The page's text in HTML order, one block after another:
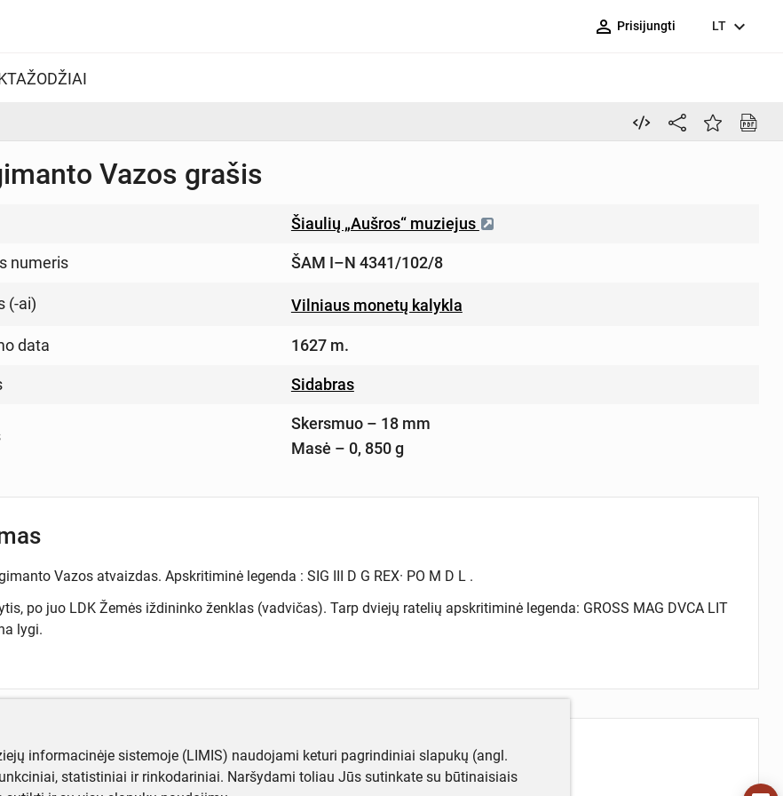
person_outline Prisijungti LT expand_more
Vazos grašis
Šiaulių „Aušros“ muziejus
numeris ŠAM I–N 4341/102/8
(-ai) Vilniaus monetų kalykla
data 1627 m.
Sidabras
Skersmuo – 18 mm
Masė – 0, 850 g
Vazos atvaizdas. Apskritiminė legenda : SIG III D G REX· PO M D L .
po juo LDK Žemės iždininko ženklas (vadvičas). Tarp dviejų ratelių apskritiminė legenda: GROSS MAG DVCA LIT
lygi.
informacijos apie objektą?
informacinėje sistemoje (LIMIS) naudojami keturi pagrindiniai slapukų (angl.
statistiniai ir rinkodariniai. Naršydami toliau Jūs sutinkate su būtinaisiais